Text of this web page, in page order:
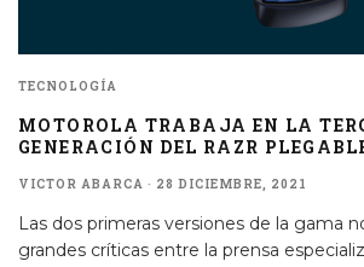
TECNOLOGÍA
MOTOROLA TRABAJA EN LA
GENERACIÓN DEL RAZR
VICTOR ABARCA · 28 DICIEMBRE, 2021
Las dos primeras versiones de la gama
grandes críticas entre la prensa